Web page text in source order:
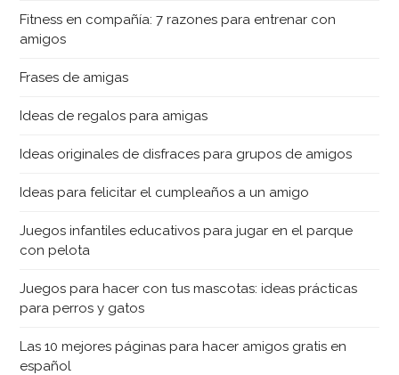
Fitness en compañía: 7 razones para entrenar con
amigos
Frases de amigas
Ideas de regalos para amigas
Ideas originales de disfraces para grupos de amigos
Ideas para felicitar el cumpleaños a un amigo
Juegos infantiles educativos para jugar en el parque
con pelota
Juegos para hacer con tus mascotas: ideas prácticas
para perros y gatos
Las 10 mejores páginas para hacer amigos gratis en
español